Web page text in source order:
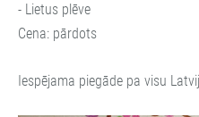
- Lietus plēve
Cena: pārdots
Iespējama piegāde pa visu